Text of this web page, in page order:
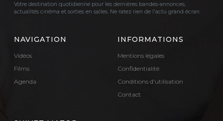
Votre destination quotidienne pour les dernières bandes-annonces,
actualités cinéma et sorties en salles. Ne ratez rien de l'actu grand écran.
NAVIGATION
Vidéos
Films
Agenda
INFORMATIONS
Mentions légales
Confidentialité
Conditions d'utilisation
Contact